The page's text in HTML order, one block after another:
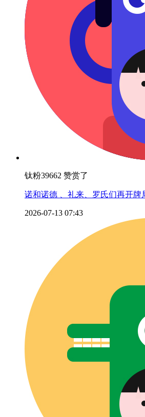
钛粉39662 赞赏了
诺和诺德 、礼来、罗氏们再开牌
2026-07-13 07:43